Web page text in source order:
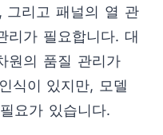
그리고 패널의 열 관
리가 필요합니다. 대
원의 품질 관리가
식이 있지만, 모델
요가 있습니다.